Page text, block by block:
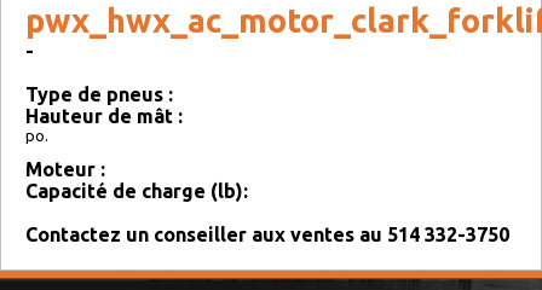
-
Type de pneus :
Hauteur de mât :
po.
Moteur :
Capacité de charge (lb):
Contactez un conseiller aux ventes au 514 332-3750